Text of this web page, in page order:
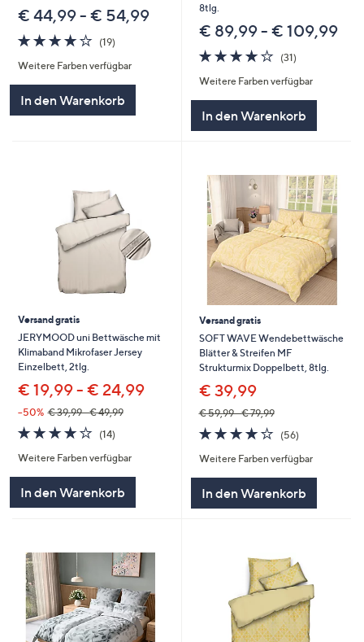
€ 44,99 - € 54,99
4.2
von
5
(19)
Weitere Farben verfügbar
In den Warenkorb
8tlg.
€ 89,99 - € 109,99
4.2
von
5
(31)
Weitere Farben verfügbar
In den Warenkorb
Versand gratis
JERYMOOD uni Bettwäsche mit
Klimaband Mikrofaser Jersey
Einzelbett, 2tlg.
€ 19,99 - € 24,99
--50% € 39,99 - € 49,99
4.1
von
5
(14)
Weitere Farben verfügbar
In den Warenkorb
Versand gratis
SOFT WAVE Wendebettwäsche
Blätter & Streifen MF
Strukturmix Doppelbett, 8tlg.
€ 39,99
€ 59,99 - € 79,99
4.1
von
5
(56)
Weitere Farben verfügbar
In den Warenkorb